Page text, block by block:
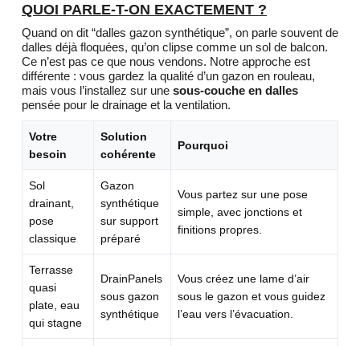
QUOI PARLE-T-ON EXACTEMENT ?
Quand on dit “dalles gazon synthétique”, on parle souvent de
dalles déjà floquées, qu’on clipse comme un sol de balcon.
Ce n’est pas ce que nous vendons. Notre approche est
différente : vous gardez la qualité d’un gazon en rouleau,
mais vous l’installez sur une sous-couche en dalles
pensée pour le drainage et la ventilation.
Votre
besoin
Solution
cohérente
Pourquoi
Sol
drainant,
pose
classique
Gazon
synthétique
sur support
préparé
Vous partez sur une pose
simple, avec jonctions et
finitions propres.
Terrasse
quasi
plate, eau
qui stagne
DrainPanels
sous gazon
synthétique
Vous créez une lame d’air
sous le gazon et vous guidez
l’eau vers l’évacuation.